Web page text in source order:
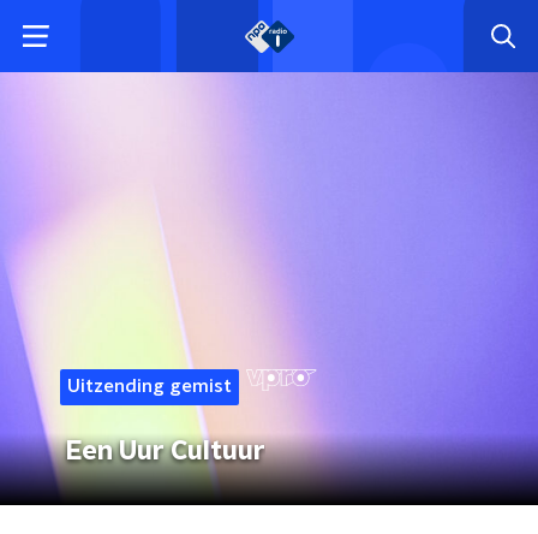
Uitzending gemist
Een Uur Cultuur